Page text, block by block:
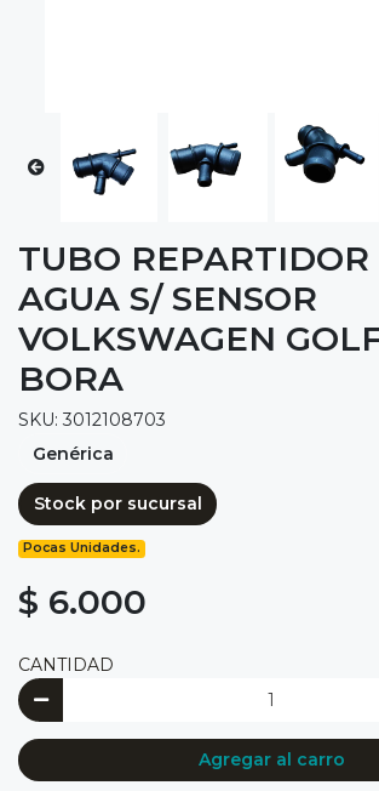
TUBO REPARTIDOR
AGUA S/ SENSOR
VOLKSWAGEN
BORA
SKU: 3012108703
Genérica
Stock por sucursal
Pocas Unidades.
$ 6.000
CANTIDAD
Agregar al carro